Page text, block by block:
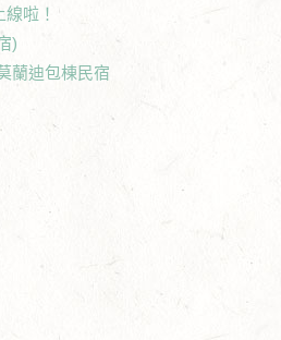
啦！
)
蘭迪包棟民宿